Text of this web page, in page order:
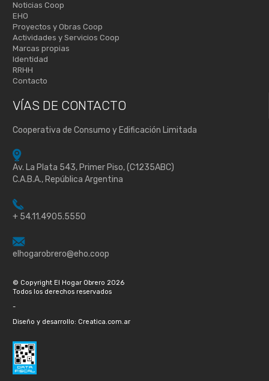
Noticias Coop
EHO
Proyectos y Obras Coop
Actividades y Servicios Coop
Marcas propias
Identidad
RRHH
Contacto
VÍAS DE CONTACTO
Cooperativa de Consumo y Edificación Limitada
Av. La Plata 543, Primer Piso, (C1235ABC)
C.A.B.A., República Argentina
+ 54.11.4905.5550
elhogarobrero@eho.coop
© Copyright El Hogar Obrero 2026
Todos los derechos reservados
-
Diseño y desarrollo: Creatica.com.ar